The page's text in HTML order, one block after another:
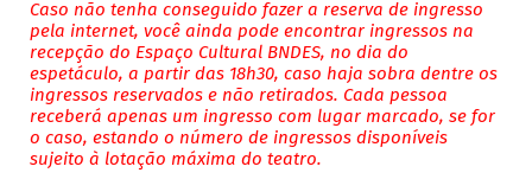
Caso não tenha conseguido fazer a reserva de ingresso
pela internet, você ainda pode encontrar ingressos na
recepção do Espaço Cultural BNDES, no dia do
espetáculo, a partir das 18h30, caso haja sobra dentre os
ingressos reservados e não retirados. Cada pessoa
receberá apenas um ingresso com lugar marcado, se for
o caso, estando o número de ingressos disponíveis
sujeito à lotação máxima do teatro.